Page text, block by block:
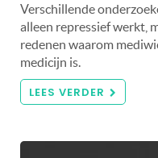
Verschillende
alleen repressief werkt,
redenen waarom
medicijn is.
LEES VERDER